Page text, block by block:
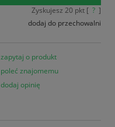
Zyskujesz 20 pkt [ ? ]
dodaj do przechowalni
zapytaj o produkt
poleć znajomemu
dodaj opinię